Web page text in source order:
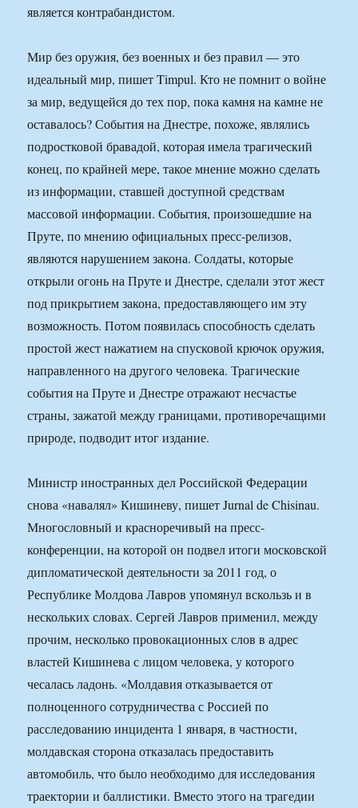
является контрабандистом.
Мир без оружия, без военных и без правил — это
идеальный мир, пишет Timpul. Кто не помнит о войне
за мир, ведущейся до тех пор, пока камня на камне не
оставалось? События на Днестре, похоже, являлись
подростковой бравадой, которая имела трагический
конец, по крайней мере, такое мнение можно сделать
из информации, ставшей доступной средствам
массовой информации. События, произошедшие на
Пруте, по мнению официальных пресс-релизов,
являются нарушением закона. Солдаты, которые
открыли огонь на Пруте и Днестре, сделали этот жест
под прикрытием закона, предоставляющего им эту
возможность. Потом появилась способность сделать
простой жест нажатием на спусковой крючок оружия,
направленного на другого человека. Трагические
события на Пруте и Днестре отражают несчастье
страны, зажатой между границами, противоречащими
природе, подводит итог издание.
Министр иностранных дел Российской Федерации
снова «навалял» Кишиневу, пишет Jurnal de Chisinau.
Многословный и красноречивый на пресс-
конференции, на которой он подвел итоги московской
дипломатической деятельности за 2011 год, о
Республике Молдова Лавров упомянул вскользь и в
нескольких словах. Сергей Лавров применил, между
прочим, несколько провокационных слов в адрес
властей Кишинева с лицом человека, у которого
чесалась ладонь. «Молдавия отказывается от
полноценного сотрудничества с Россией по
расследованию инцидента 1 января, в частности,
молдавская сторона отказалась предоставить
автомобиль, что было необходимо для исследования
траектории и баллистики. Вместо этого на трагедии